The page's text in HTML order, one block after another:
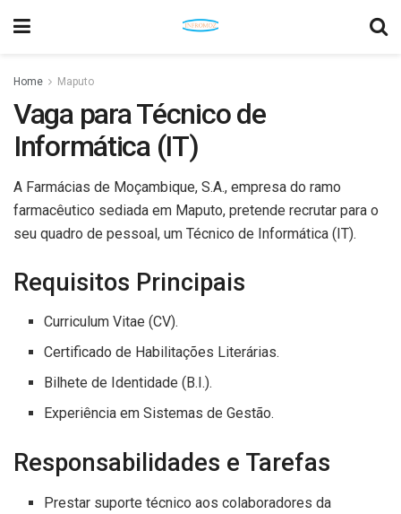
Home Maputo
Vaga para Técnico de
Informática (IT)
A Farmácias de Moçambique, S.A., empresa do ramo
farmacêutico sediada em Maputo, pretende recrutar para o
seu quadro de pessoal, um Técnico de Informática (IT).
Requisitos Principais
Curriculum Vitae (CV).
Certificado de Habilitações Literárias.
Bilhete de Identidade (B.I.).
Experiência em Sistemas de Gestão.
Responsabilidades e Tarefas
Prestar suporte técnico aos colaboradores da